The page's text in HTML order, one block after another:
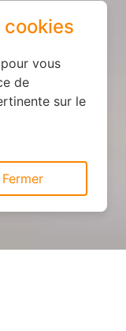
vous
de
sur le
Fermer